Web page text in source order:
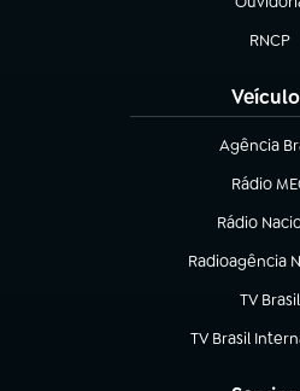
(abre em
RNCP
(abre
Agência
(abre em
Rádio
(abre em
Rádio
Radioagência
(abre em nova
TV Brasil
(abre
TV Brasil
(abre em nova